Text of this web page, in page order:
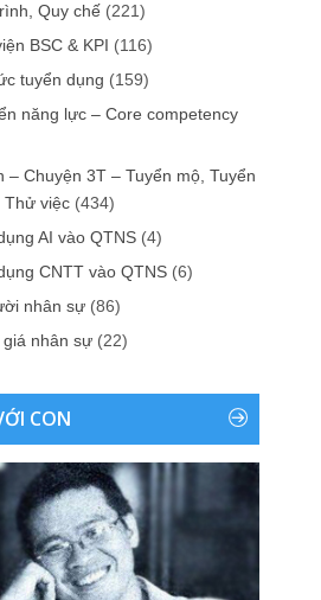
Quy chế (221)
BSC & KPI (116)
tuyển dụng (159)
năng lực – Core competency
– Chuyện 3T – Tuyển mộ, Tuyển
Thử việc (434)
AI vào QTNS (4)
CNTT vào QTNS (6)
nhân sự (86)
nhân sự (22)
CON